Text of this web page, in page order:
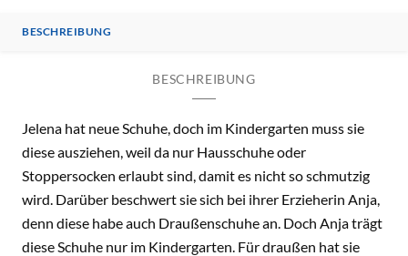
BESCHREIBUNG
BESCHREIBUNG
Jelena hat neue Schuhe, doch im Kindergarten muss sie
diese ausziehen, weil da nur Hausschuhe oder
Stoppersocken erlaubt sind, damit es nicht so schmutzig
wird. Darüber beschwert sie sich bei ihrer Erzieherin Anja,
denn diese habe auch Draußenschuhe an. Doch Anja trägt
diese Schuhe nur im Kindergarten. Für draußen hat sie